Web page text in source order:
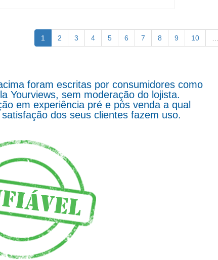
1 2 3 4 5 6 7 8 9 10
foram escritas por consumidores como
Yourviews, sem moderação do lojista.
em experiência pré e pós venda a qual
dos seus clientes fazem uso.